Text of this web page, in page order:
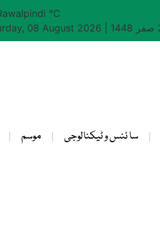
°C
08 August 2026
سا ئنس و ٹیکنالوجی موسم